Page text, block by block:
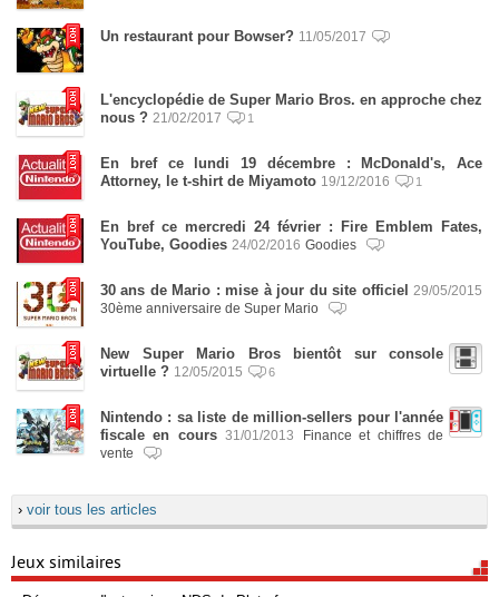
Un restaurant pour Bowser? 11/05/2017
L'encyclopédie de Super Mario Bros. en approche chez
nous ? 21/02/2017 1
En bref ce lundi 19 décembre : McDonald's, Ace
Attorney, le t-shirt de Miyamoto 19/12/2016 1
En bref ce mercredi 24 février : Fire Emblem Fates,
YouTube, Goodies 24/02/2016 Goodies
30 ans de Mario : mise à jour du site officiel
29/05/2015
30ème anniversaire de Super Mario
New Super Mario Bros bientôt sur console
virtuelle ? 12/05/2015 6
Nintendo : sa liste de million-sellers pour l'année
fiscale en cours 31/01/2013
Finance et chiffres de
vente
› voir tous les articles
Jeux similaires